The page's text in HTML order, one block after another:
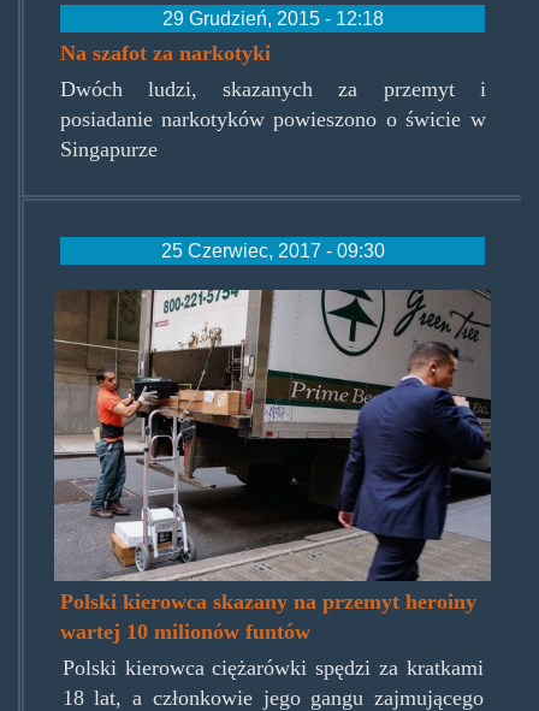
29 Grudzień, 2015 - 12:18
Na szafot za narkotyki
Dwóch ludzi, skazanych za przemyt i
posiadanie narkotyków powieszono o świcie w
Singapurze
25 Czerwiec, 2017 - 09:30
robert_miszkjiel.jpg
Polski kierowca skazany na przemyt heroiny
wartej 10 milionów funtów
Polski kierowca ciężarówki spędzi za kratkami
18 lat, a członkowie jego gangu zajmującego